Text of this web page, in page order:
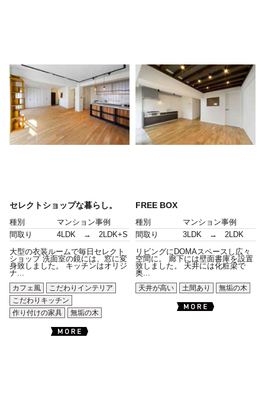
セレクトショップな暮らし。
種別
マンション事例
間取り
4LDK → 2LDK+S
大型の衣装ルームで毎日セレクト
ショップ 洗面室の鏡には、窓に変
身致しました。 キッチンはオリジ
ナ...
カフェ風
こだわりインテリア
こだわりキッチン
作り付けの家具
無垢の木
FREE BOX
種別
マンション事例
間取り
3LDK → 2LDK
リビングにDOMAスペースし広々
空間に。 廊下には壁面書庫を設置
致しました。 天井には化粧梁で
奥...
天井が高い
土間あり 無垢の木